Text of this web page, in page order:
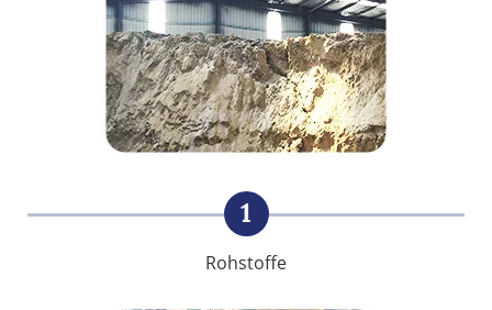
1
Rohstoffe